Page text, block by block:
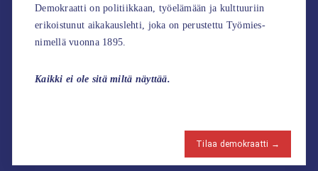
Demokraatti on politiikkaan, työelämään ja kulttuuriin
erikoistunut aikakauslehti, joka on perustettu Työmies-
nimellä vuonna 1895.
Kaikki ei ole sitä miltä näyttää.
Tilaa demokraatti →